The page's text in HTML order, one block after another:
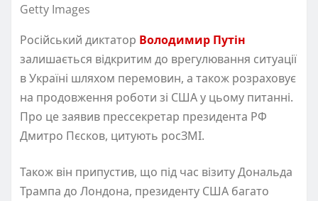
Getty Images
Російський диктатор Володимир Путін
залишається відкритим до врегулювання ситуації
в Україні шляхом перемовин, а також розраховує
на продовження роботи зі США у цьому питанні.
Про це заявив прессекретар президента РФ
Дмитро Пєсков, цитують росЗМІ.
Також він припустив, що під час візиту Дональда
Трампа до Лондона, президенту США багато